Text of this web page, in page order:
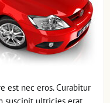
est nec eros. Curabitur